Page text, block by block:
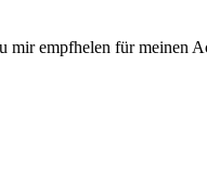
mir empfhelen für